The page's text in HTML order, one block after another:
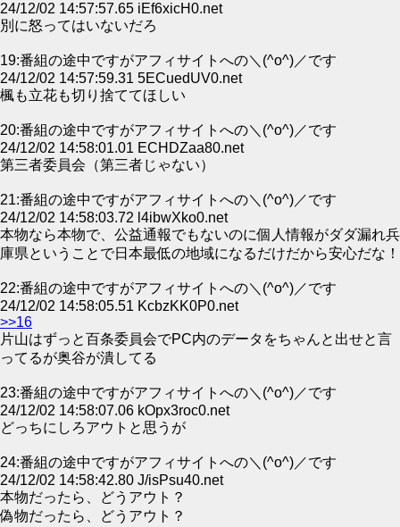
24/12/02 14:57:57.65 iEf6xicH0.net
別に怒ってはいないだろ
19:番組の途中ですがアフィサイトへの＼(^o^)／です
24/12/02 14:57:59.31 5ECuedUV0.net
楓も立花も切り捨ててほしい
20:番組の途中ですがアフィサイトへの＼(^o^)／です
24/12/02 14:58:01.01 ECHDZaa80.net
第三者委員会（第三者じゃない）
21:番組の途中ですがアフィサイトへの＼(^o^)／です
24/12/02 14:58:03.72 l4ibwXko0.net
本物なら本物で、公益通報でもないのに個人情報がダダ漏れ兵
庫県ということで日本最低の地域になるだけだから安心だな！
22:番組の途中ですがアフィサイトへの＼(^o^)／です
24/12/02 14:58:05.51 KcbzKK0P0.net
>>16
片山はずっと百条委員会でPC内のデータをちゃんと出せと言
ってるが奥谷が潰してる
23:番組の途中ですがアフィサイトへの＼(^o^)／です
24/12/02 14:58:07.06 kOpx3roc0.net
どっちにしろアウトと思うが
24:番組の途中ですがアフィサイトへの＼(^o^)／です
24/12/02 14:58:42.80 J/isPsu40.net
本物だったら、どうアウト？
偽物だったら、どうアウト？